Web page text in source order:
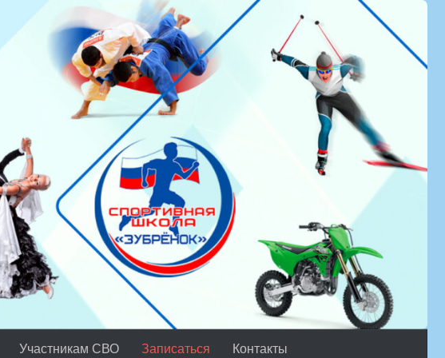
Участникам СВО Записаться Контакты